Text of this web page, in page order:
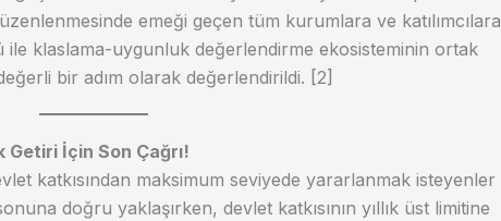
emeği geçen tüm kurumlara ve katılımcılara
klaslama-uygunluk değerlendirme ekosisteminin ortak
bir adım olarak değerlendirildi. [2]
Getiri İçin Son Çağrı!
katkısından maksimum seviyede yararlanmak isteyenler
doğru yaklaşırken, devlet katkısının yıllık üst limitine